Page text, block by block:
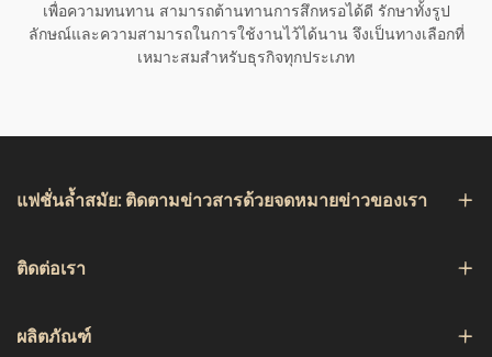
เพื่อความทนทาน สามารถต้านทานการสึกหรอได้ดี รักษาทั้งรูป
ลักษณ์และความสามารถในการใช้งานไว้ได้นาน จึงเป็นทางเลือกที่
เหมาะสมสำหรับธุรกิจทุกประเภท
แฟชั่นล้ำสมัย: ติดตามข่าวสารด้วยจดหมายข่าวของเรา
ติดต่อเรา
ผลิตภัณฑ์